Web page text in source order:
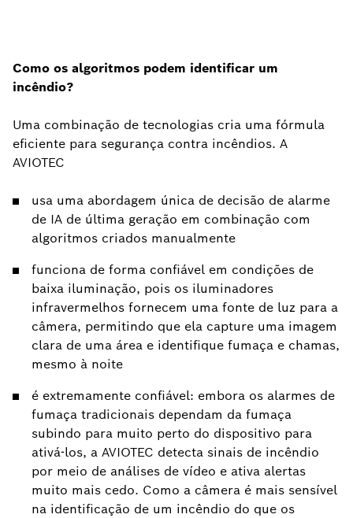
Como os algoritmos podem identificar um
incêndio?
Uma combinação de tecnologias cria uma fórmula
eficiente para segurança contra incêndios. A
AVIOTEC
usa uma abordagem única de decisão de alarme
de IA de última geração em combinação com
algoritmos criados manualmente
funciona de forma confiável em condições de
baixa iluminação, pois os iluminadores
infravermelhos fornecem uma fonte de luz para a
câmera, permitindo que ela capture uma imagem
clara de uma área e identifique fumaça e chamas,
mesmo à noite
é extremamente confiável: embora os alarmes de
fumaça tradicionais dependam da fumaça
subindo para muito perto do dispositivo para
ativá-los, a AVIOTEC detecta sinais de incêndio
por meio de análises de vídeo e ativa alertas
muito mais cedo. Como a câmera é mais sensível
na identificação de um incêndio do que os